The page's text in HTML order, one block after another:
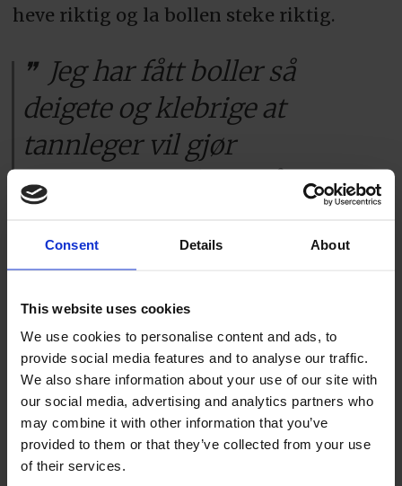
Consent Details About
This website uses cookies
We use cookies to personalise content and ads, to
provide social media features and to analyse our traffic.
We also share information about your use of our site with
our social media, advertising and analytics partners who
may combine it with other information that you’ve
provided to them or that they’ve collected from your use
of their services.
heve riktig og la bollen steke riktig.
Jeg har fått boller så
deigete og klebrige at
tannleger vil gjør
arkeologiske funn på meg
Resultatet er blitt drittbollen.
en slags forskningsbasert nysgjerrighet
de siste årene smakt meg gjennom
bollene på 7-Eleven, på Cirkle K, hos
Shell, hos Deli de Luca, hos Narvesen og
andre bolle-operatører av denne typen.
Det er en nedslående opplevelse. Hver.